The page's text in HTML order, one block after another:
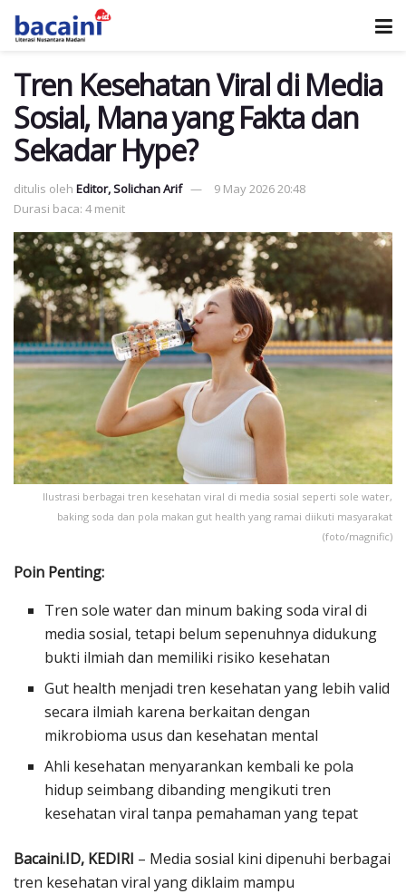
Tren Kesehatan Viral di Media
Sosial, Mana yang Fakta dan
Sekadar Hype?
ditulis oleh Editor, Solichan Arif
9 May 2026 20:48
Durasi baca: 4 menit
Ilustrasi berbagai tren kesehatan viral di media sosial seperti sole water,
baking soda dan pola makan gut health yang ramai diikuti masyarakat
(foto/magnific)
Poin Penting:
Tren sole water dan minum baking soda viral di
media sosial, tetapi belum sepenuhnya didukung
bukti ilmiah dan memiliki risiko kesehatan
Gut health menjadi tren kesehatan yang lebih valid
secara ilmiah karena berkaitan dengan
mikrobioma usus dan kesehatan mental
Ahli kesehatan menyarankan kembali ke pola
hidup seimbang dibanding mengikuti tren
kesehatan viral tanpa pemahaman yang tepat
Bacaini.ID, KEDIRI – Media sosial kini dipenuhi berbagai
tren kesehatan viral yang diklaim mampu